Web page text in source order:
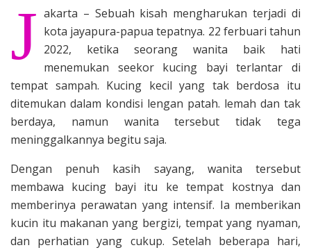
J akarta – Sebuah kisah mengharukan terjadi di
kota jayapura-papua tepatnya. 22 ferbuari tahun
2022, ketika seorang wanita baik hati
menemukan seekor kucing bayi terlantar di
tempat sampah. Kucing kecil yang tak berdosa itu
ditemukan dalam kondisi lengan patah. lemah dan tak
berdaya, namun wanita tersebut tidak tega
meninggalkannya begitu saja.
Dengan penuh kasih sayang, wanita tersebut
membawa kucing bayi itu ke tempat kostnya dan
memberinya perawatan yang intensif. Ia memberikan
kucin itu makanan yang bergizi, tempat yang nyaman,
dan perhatian yang cukup. Setelah beberapa hari,